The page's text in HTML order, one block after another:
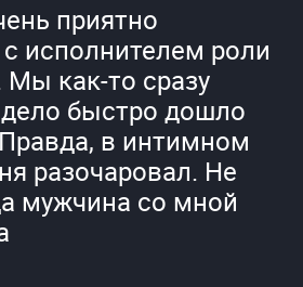
приятно
исполнителем роли
как-то сразу
быстро дошло
в интимном
разочаровал. Не
мужчина со мной